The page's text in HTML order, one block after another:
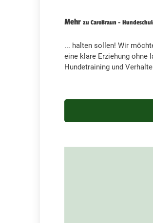
Mehr zu CaroBraun -
... halten sollen! Wir
eine klare Erziehung ohne
Hundetraining und